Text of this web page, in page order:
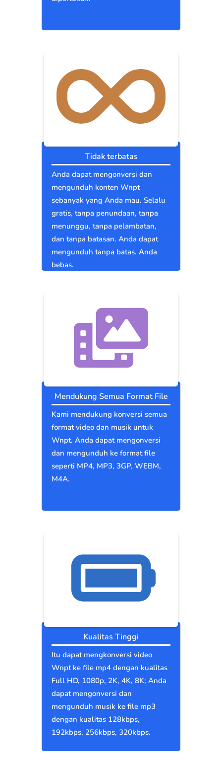
Tidak terbatas
Anda dapat mengonversi dan
mengunduh konten Wnpt
sebanyak yang Anda mau. Selalu
gratis, tanpa penundaan, tanpa
menunggu, tanpa pelambatan,
dan tanpa batasan. Anda dapat
mengunduh tanpa batas. Anda
bebas.
Mendukung Semua Format File
Kami mendukung konversi semua
format video dan musik untuk
Wnpt. Anda dapat mengonversi
dan mengunduh ke format file
seperti MP4, MP3, 3GP, WEBM,
M4A.
Kualitas Tinggi
Itu dapat mengkonversi video
Wnpt ke file mp4 dengan kualitas
Full HD, 1080p, 2K, 4K, 8K; Anda
dapat mengonversi dan
mengunduh musik ke file mp3
dengan kualitas 128kbps,
192kbps, 256kbps, 320kbps.